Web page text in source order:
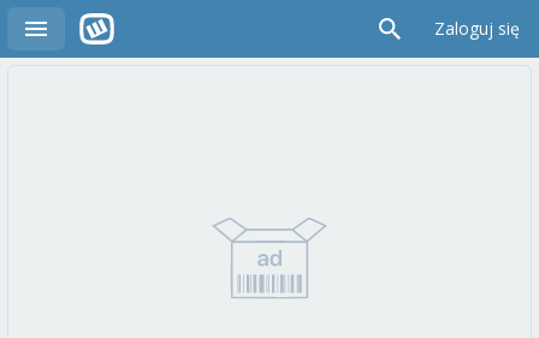
Zaloguj się